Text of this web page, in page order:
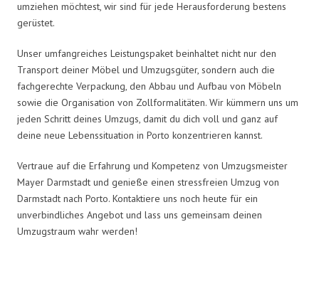
umziehen möchtest, wir sind für jede Herausforderung bestens
gerüstet.
Unser umfangreiches Leistungspaket beinhaltet nicht nur den
Transport deiner Möbel und Umzugsgüter, sondern auch die
fachgerechte Verpackung, den Abbau und Aufbau von Möbeln
sowie die Organisation von Zollformalitäten. Wir kümmern uns um
jeden Schritt deines Umzugs, damit du dich voll und ganz auf
deine neue Lebenssituation in Porto konzentrieren kannst.
Vertraue auf die Erfahrung und Kompetenz von Umzugsmeister
Mayer Darmstadt und genieße einen stressfreien Umzug von
Darmstadt nach Porto. Kontaktiere uns noch heute für ein
unverbindliches Angebot und lass uns gemeinsam deinen
Umzugstraum wahr werden!